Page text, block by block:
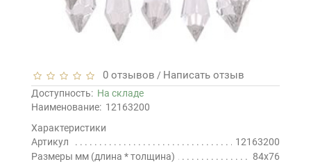
0 отзывов / Написать отзыв
Доступность: На складе
Наименование: 12163200
Характеристики
Артикул
12163200
Размеры мм (длина * толщина)
84x76